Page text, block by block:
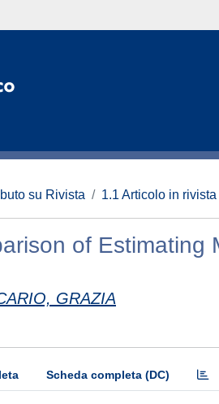
su Rivista 1.1 Articolo in rivista
of Estimating
GRAZIA
Scheda completa (DC)